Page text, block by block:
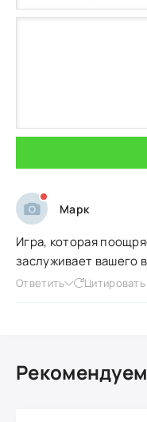
Марк
Игра, которая
заслуживает вашего
Ответить Цитировать